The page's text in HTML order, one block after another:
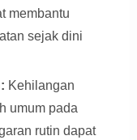
membantu
sejak dini
Kehilangan
umum pada
rutin dapat